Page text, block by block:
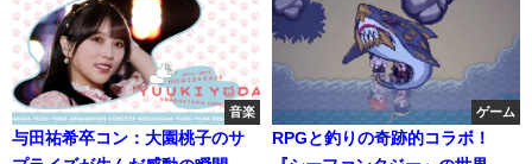
音楽
与田祐希卒コン：大園桃子のサ
ゲーム
RPGと釣りの奇跡的コラボ！